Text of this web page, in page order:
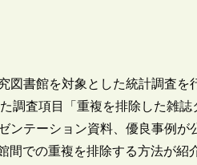
書館を対象とした統計調査を
調査項目「重複を排除した雑誌
ンテーション資料、優良事例が
での重複を排除する方法が紹